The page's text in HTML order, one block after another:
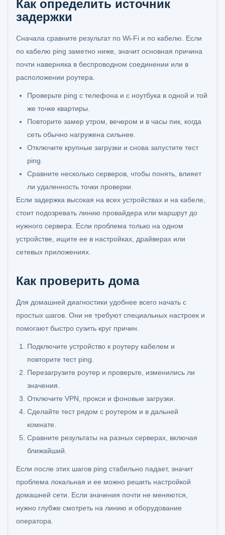
Как определить источник
задержки
Сначала сравните результат по Wi‑Fi и по кабелю. Если
по кабелю ping заметно ниже, значит основная причина
почти наверняка в беспроводном соединении или в
расположении роутера.
Проверьте ping с телефона и с ноутбука в одной и той
же точке квартиры.
Повторите замер утром, вечером и в часы пик, когда
сеть обычно нагружена сильнее.
Отключите крупные загрузки и снова запустите тест
ping.
Сравните несколько серверов, чтобы понять, влияет
ли удаленность точки проверки.
Если задержка высокая на всех устройствах и на кабеле,
стоит подозревать линию провайдера или маршрут до
нужного сервера. Если проблема только на одном
устройстве, ищите ее в настройках, драйверах или
сетевых приложениях.
Как проверить дома
Для домашней диагностики удобнее всего начать с
простых шагов. Они не требуют специальных настроек и
помогают быстро сузить круг причин.
Подключите устройство к роутеру кабелем и
повторите тест ping.
Перезагрузите роутер и проверьте, изменились ли
значения.
Отключите VPN, прокси и фоновые загрузки.
Сделайте тест рядом с роутером и в дальней
комнате.
Сравните результаты на разных серверах, включая
ближайший.
Если после этих шагов ping стабильно падает, значит
проблема локальная и ее можно решить настройкой
домашней сети. Если значения почти не меняются,
нужно глубже смотреть на линию и оборудование
оператора.